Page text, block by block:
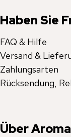
Haben Sie
FAQ & Hilfe
Versand &
Zahlungsarten
Rücksendung,
Über